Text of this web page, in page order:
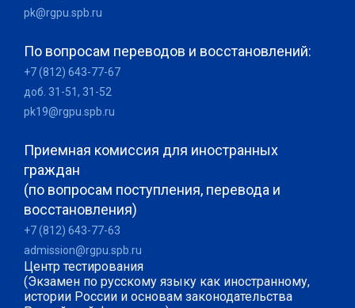
pk@rgpu.spb.ru
По вопросам переводов и восстановлений:
+7 (812) 643-77-67
доб. 31-51, 31-52
pk19@rgpu.spb.ru
Приемная комиссия для иностранных
граждан
(по вопросам поступления, перевода и
восстановления)
+7 (812) 643-77-63
admission@rgpu.spb.ru
Центр тестирования
(Экзамен по русскому языку как иностранному,
истории России и основам законодательства